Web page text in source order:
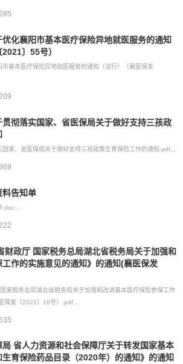
化襄阳市基本医疗保险异地就医服务的通知
〕55号）
基本医疗保险异地就医服务的通知（试行）（襄医保发
彻落实国家、省医保局关于做好支持三孩政
家、省医保局关于做好支持三孩政策生育保险工作的通知.pdf...
料告知单
财政厅 国家税务总局湖北省税务局关于加强和
作的实施意见的通知》的通知(襄医保发
家税务总局湖北省税务局关于加强和改进基本医疗保险参保工作
保发〔2021〕18号）.pdf...
省人力资源和社会保障厅关于转发国家基本
育保险药品目录（2020年）的通知》的通知